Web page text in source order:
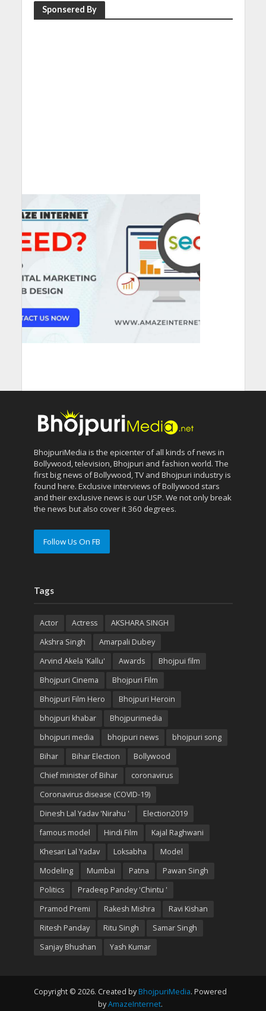
Sponsered By
BhojpuriMedia is the epicenter of all kinds of news in
Bollywood, television, Bhojpuri and fashion world. The
first big news of Bollywood, TV and Bhojpuri industry is
found here. Exclusive interviews of Bollywood stars
and their exclusive news is our USP. We not only break
the news but also cover it 360 degrees.
Follow Us On FB
Tags
Actor Actress
AKSHARA SINGH
Akshra Singh
Amarpali Dubey
Arvind Akela 'Kallu'
Awards
Bhojpui film
Bhojpuri Cinema
Bhojpuri Film
Bhojpuri Film Hero
Bhojpuri Heroin
bhojpuri khabar
Bhojpurimedia
bhojpuri media
bhojpuri news
bhojpuri song
Bihar
Bihar Election
Bollywood
Chief minister of Bihar
coronavirus
Coronavirus disease (COVID-19)
Dinesh Lal Yadav 'Nirahu '
Election2019
famous model
Hindi Film
Kajal Raghwani
Khesari Lal Yadav
Loksabha
Model
Modeling
Mumbai Patna
Pawan Singh
Politics
Pradeep Pandey 'Chintu '
Pramod Premi
Rakesh Mishra
Ravi Kishan
Ritesh Panday
Ritu Singh
Samar Singh
Sanjay Bhushan
Yash Kumar
Copyright © 2026. Created by BhojpuriMedia. Powered
byAmazeInternet.